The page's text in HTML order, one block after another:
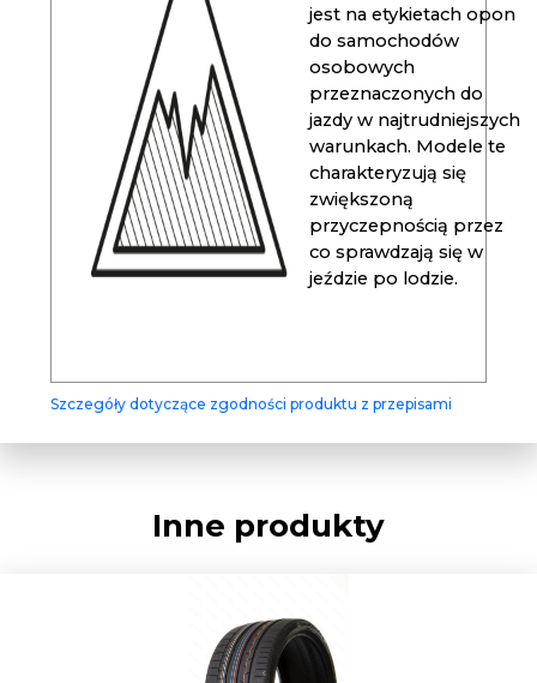
jest na etykietach opon
do samochodów
osobowych
przeznaczonych do
jazdy w najtrudniejszych
warunkach. Modele te
charakteryzują się
zwiększoną
przyczepnością przez
co sprawdzają się w
jeździe po lodzie.
Szczegóły dotyczące zgodności produktu z przepisami
Inne produkty